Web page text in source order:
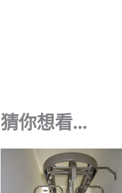
猜你想看...